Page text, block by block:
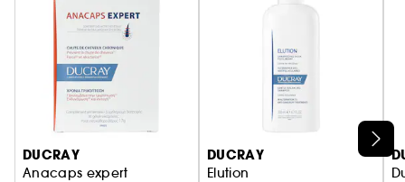
Ignorer le carrousel produits
DUCRAY
Anacaps expert
DUCRAY
Elution